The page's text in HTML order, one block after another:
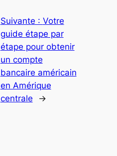
Suivante : Votre
guide étape par
étape pour obtenir
un compte
bancaire américain
en Amérique
centrale
→